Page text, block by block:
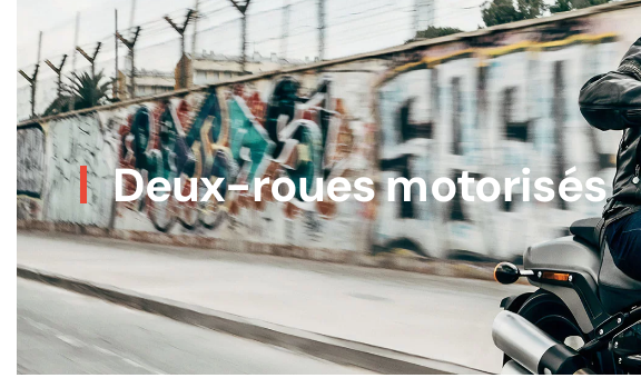
Deux-roues motorisés